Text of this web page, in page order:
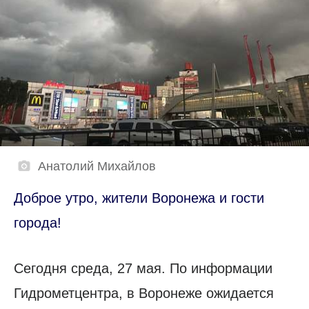
Анатолий Михайлов
Доброе утро, жители Воронежа и гости
города!
Сегодня среда, 27 мая. По информации
Гидрометцентра, в Воронеже ожидается